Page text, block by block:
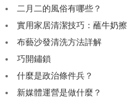
二月二的風俗有哪些？
實用家居清潔技巧：蘸牛奶
布藝沙發清洗方法詳解
巧開鏽鎖
什麼是政治條件兵？
新媒體運營是做什麼？